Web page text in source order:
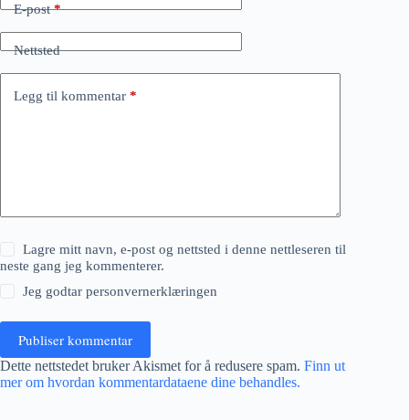
E-post*
Nettsted
Legg til kommentar *
Lagre mitt navn, e-post og nettsted i denne nettleseren til
neste gang jeg kommenterer.
Jeg godtarpersonvernerklæringen
Publiser kommentar
Dette nettstedet bruker Akismet for å redusere spam. Finn ut
mer om hvordan kommentardataene dine behandles.